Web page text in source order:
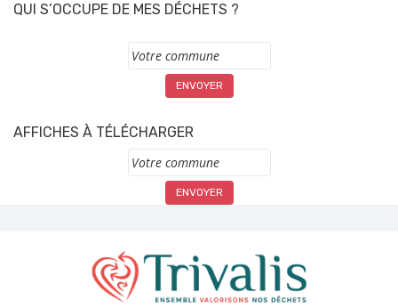
QUI S’OCCUPE DE MES DÉCHETS ?
Commune
AFFICHES À TÉLÉCHARGER
Commune